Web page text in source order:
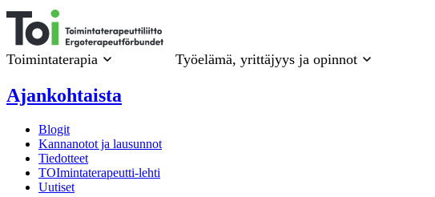
Siirry
sisältöön
Toimintaterapia Työelämä, yrittäjyys ja opinnot
Ajankohtaista
Blogit
Kannanotot ja lausunnot
Tiedotteet
TOImintaterapeutti-lehti
Uutiset